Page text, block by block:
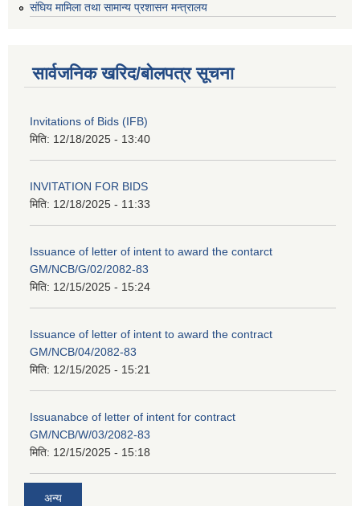
संघिय मामिला तथा सामान्य प्रशासन मन्त्रालय
सार्वजनिक खरिद/बोलपत्र सूचना
Invitations of Bids (IFB)
मिति: 12/18/2025 - 13:40
INVITATION FOR BIDS
मिति: 12/18/2025 - 11:33
Issuance of letter of intent to award the contarct
GM/NCB/G/02/2082-83
मिति: 12/15/2025 - 15:24
Issuance of letter of intent to award the contract
GM/NCB/04/2082-83
मिति: 12/15/2025 - 15:21
Issuanabce of letter of intent for contract
GM/NCB/W/03/2082-83
मिति: 12/15/2025 - 15:18
अन्य